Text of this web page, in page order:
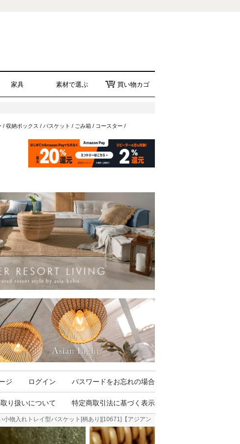
家具 素材で選ぶ 買い物カゴ
/ 収納ボックス / バスケット / ごみ箱/ コースター /
ジ ログイン パスワードをお忘れの場合
り扱いについて 特定商取引法に基づく表示
小物入れトレイ型バスケット[柄あり][10671]【アジアン雑貨のアジア工房本店】